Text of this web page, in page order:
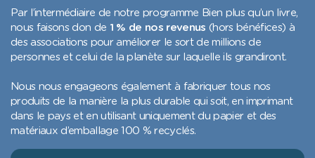
Par l’intermédiaire de notre programme Bien plus qu’un livre,
nous faisons don de 1 % de nos revenus (hors bénéfices) à
des associations pour améliorer le sort de millions de
personnes et celui de la planète sur laquelle ils grandiront.
Nous nous engageons également à fabriquer tous nos
produits de la manière la plus durable qui soit, en imprimant
dans le pays et en utilisant uniquement du papier et des
matériaux d’emballage 100 % recyclés.